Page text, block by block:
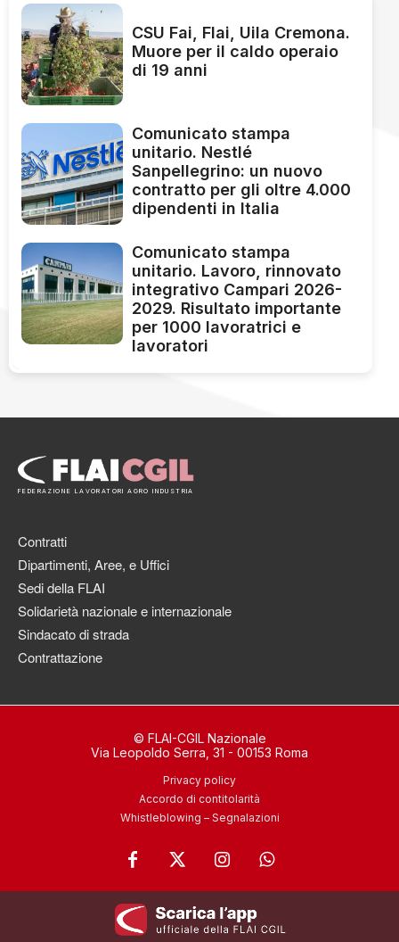
CSU Fai, Flai, Uila Cremona.
Muore per il caldo operaio
di 19 anni
Comunicato stampa
unitario. Nestlé
Sanpellegrino: un nuovo
contratto per gli oltre 4.000
dipendenti in Italia
Comunicato stampa
unitario. Lavoro, rinnovato
integrativo Campari 2026-
2029. Risultato importante
per 1000 lavoratrici e
lavoratori
FEDERAZIONE LAVORATORI AGRO INDUSTRIA
Contratti
Dipartimenti, Aree, e Uffici
Sedi della FLAI
Solidarietà nazionale e internazionale
Sindacato di strada
Contrattazione
© FLAI-CGIL Nazionale
Via Leopoldo Serra, 31 - 00153 Roma
Privacy policy
Accordo di contitolarità
Whistleblowing – Segnalazioni